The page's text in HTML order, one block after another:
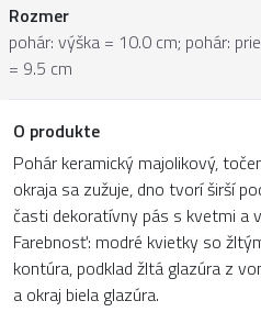
Rozmer
pohár: výška = 10.0 cm; pohár:
= 9.5 cm
O produkte
Pohár keramický majolikový,
okraja sa zužuje, dno tvorí širší
časti dekoratívny pás s kvetmi a
Farebnosť: modré kvietky so
kontúra, podklad žltá glazúra z
a okraj biela glazúra.